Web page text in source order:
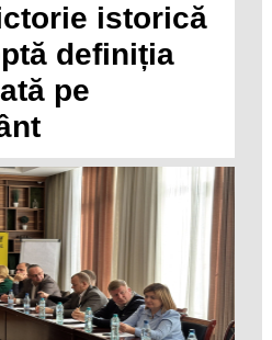
istorică
definiția
pe